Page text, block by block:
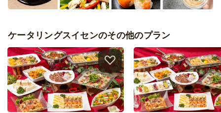
ケータリングスイセンのその他のプラン